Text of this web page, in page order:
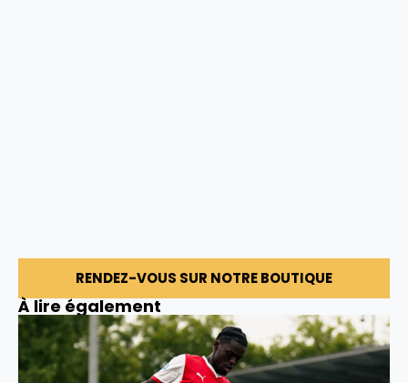
RENDEZ-VOUS SUR NOTRE BOUTIQUE
À lire également